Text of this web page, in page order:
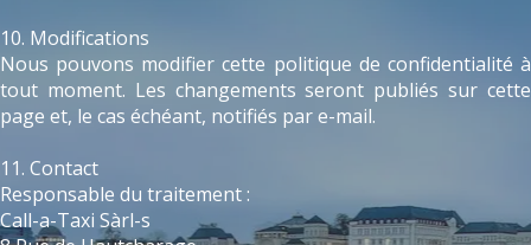
10. Modifications
Nous pouvons modifier cette politique de confidentialité à
tout moment. Les changements seront publiés sur cette
page et, le cas échéant, notifiés par e-mail.
11. Contact
Responsable du traitement :
Call-a-Taxi Sàrl-s